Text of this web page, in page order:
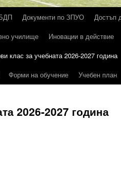
Документи по ЗПУО
Достъп
училище Иновации в действие
клас за учебната 2026-2027 година
Форми на обучение Учебен план
2026-2027 година